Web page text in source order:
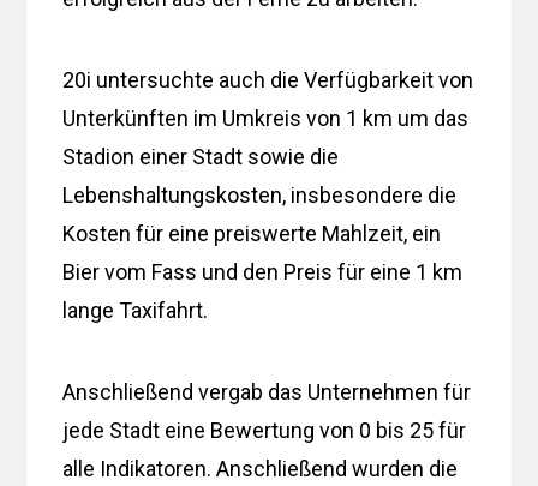
20i untersuchte auch die Verfügbarkeit von
Unterkünften im Umkreis von 1 km um das
Stadion einer Stadt sowie die
Lebenshaltungskosten, insbesondere die
Kosten für eine preiswerte Mahlzeit, ein
Bier vom Fass und den Preis für eine 1 km
lange Taxifahrt.
Anschließend vergab das Unternehmen für
jede Stadt eine Bewertung von 0 bis 25 für
alle Indikatoren. Anschließend wurden die